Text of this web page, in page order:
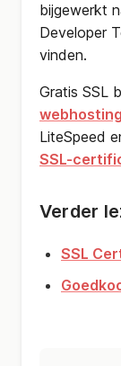
bijgewerkt
Developer
vinden.
Gratis SSL
LiteSpeed
SSL-
Verder
SSL